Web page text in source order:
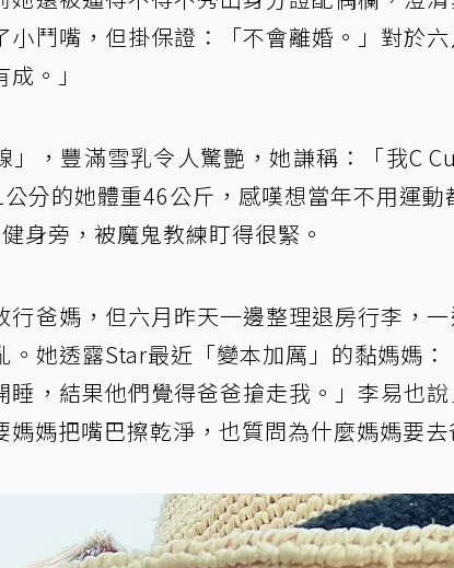
小鬥嘴，但掛保證：「不會離婚。」對於
。」
」，豐滿雪乳令人驚艷，她謙稱：「我C
分的她體重46公斤，感嘆想當年不用運
身旁，被魔鬼教練盯得很緊。
行爸媽，但六月昨天一邊整理退房行李，
。她透露Star最近「變本加厲」的黏媽媽
睡，結果他們覺得爸爸搶走我。」李易也
媽把嘴巴擦乾淨，也質問為什麼媽媽要去